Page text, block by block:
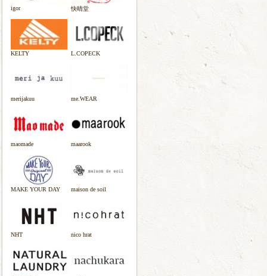
igor 快晴堂
KELTY L.COPECK
merijakuu me.WEAR
maomade maarook
MAKE YOUR DAY maison de soil
NHT nico hrat